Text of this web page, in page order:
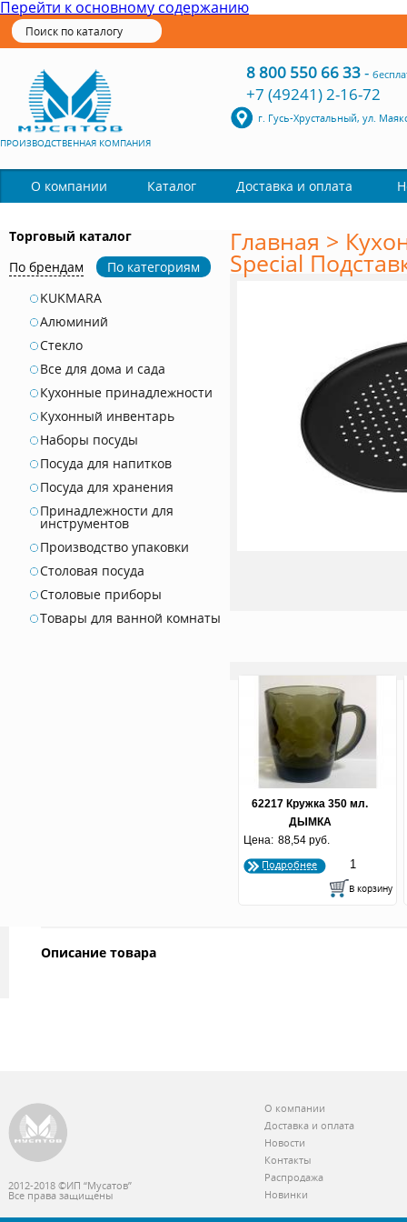
Перейти к основному содержанию
ПРОИЗВОДСТВЕННАЯ КОМПАНИЯ
8 800 550 66 33-
+7 (49241) 2-16-72
г. Гусь-Хрустальный, ул.
О компании Каталог Доставка и оплата
Торговый каталог
По брендам
По категориям
KUKMARA
Алюминий
Стекло
Все для дома и сада
Кухонные принадлежности
Кухонный инвентарь
Наборы посуды
Посуда для напитков
Посуда для хранения
Принадлежности для
инструментов
Производство упаковки
Столовая посуда
Столовые приборы
Товары для ванной комнаты
Главная >
Special
62217 Кружка 350 мл.
ДЫМКА
Цена: 88,54 руб.
Подробнее
Описание товара
2012-2018 ©ИП “Мусатов”
Все права защищены
О компании
Доставка и оплата
Новости
Контакты
Распродажа
Новинки